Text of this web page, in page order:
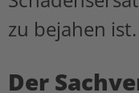
zu bejahen ist.
Der